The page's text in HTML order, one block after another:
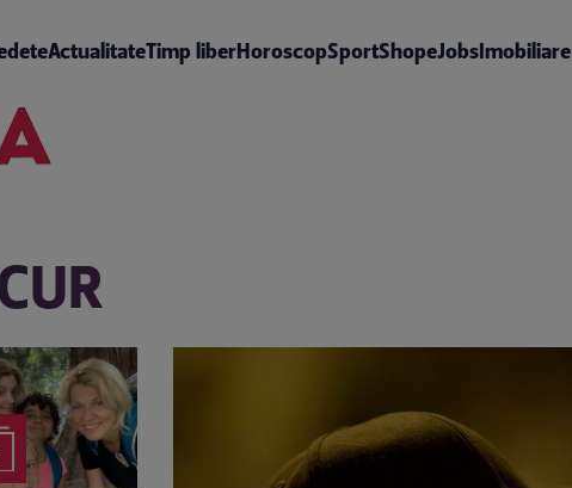
ActualitateTimp liberHoroscopSportShopeJobsImobiliare